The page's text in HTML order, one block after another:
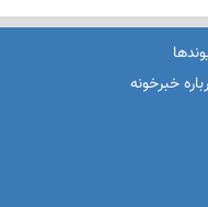
خبرخونه